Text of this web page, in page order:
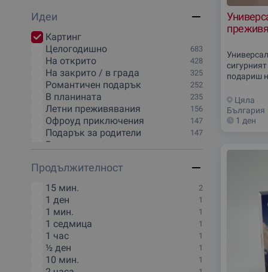
Кулинарни преживявания 1
Курсове и обучения
Онлайн преживявания 1
Други 1
Идеи
Картинг
Целогодишно
683
На открито 428
На закрито / в града 325
Романтичен подарък 252
В планината 235
Летни преживявания 156
Офроуд приключения 147
Подарък за родители 147
Във водата
Работилници 100
Масажи и терапии 87
SPA Ритуали и процедури 82
Спортно и екстремно шофиране 73
Необичайни нощувки 69
Каране на АТВ / ATV 65
Конна езда 61
Дегустация на вино 57
Продължителност
15 мин. 2
1 ден 1
1 мин. 1
1 седмица 1
1 час 1
½ ден 1
10 мин. 1
подариш
рискуваш
Цяла
България
1 ден